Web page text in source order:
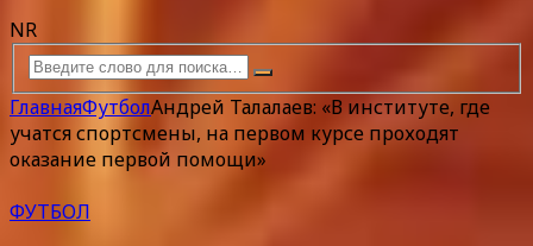
NR
ГлавнаяФутболАндрей Талалаев: «В институте, где
учатся спортсмены, на первом курсе проходят
оказание первой помощи»
ФУТБОЛ